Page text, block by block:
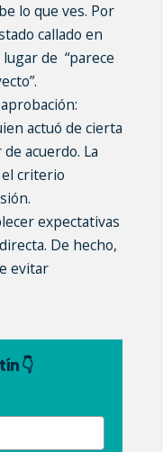
lo que ves. Por
callado en
de “parece
:
actuó de cierta
acuerdo. La
criterio
expectativas
De hecho,
evitar
👇